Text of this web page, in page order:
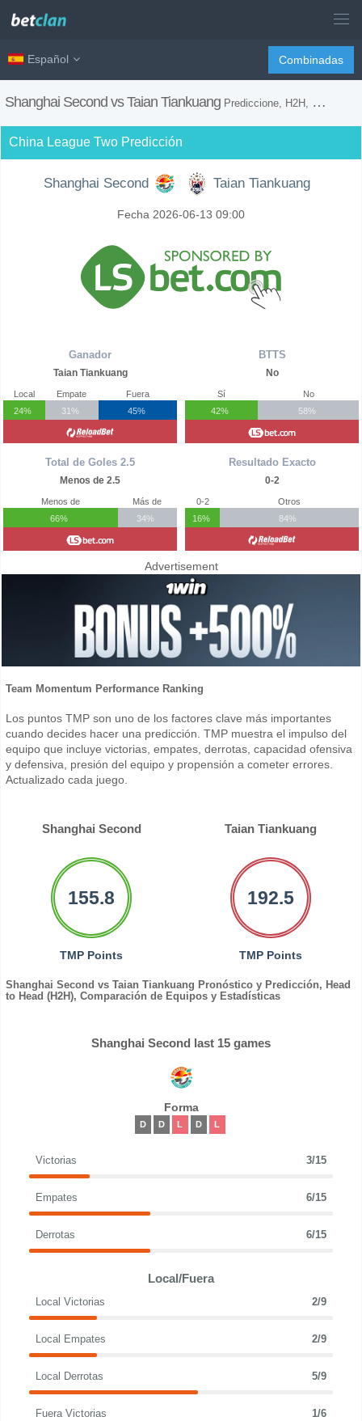
Español Combinadas
Shanghai Second vs Taian Tiankuang Prediccione, H2H, Consejos de Apuestas y Previsión del Partido
China League Two Predicción
Shanghai Second Taian Tiankuang
Fecha 2026-06-13 09:00
Ganador
Taian Tiankuang
Local
24%
Empate
31%
Fuera
45%
Total de Goles 2.5
Menos de 2.5
Menos de
66%
Más de
34%
BTTS
No
Sí
42%
No
58%
Resultado Exacto
0-2
0-2
16%
Otros
84%
Advertisement
Team Momentum Performance Ranking
Los puntos TMP son uno de los factores clave más importantes
cuando decides hacer una predicción. TMP muestra el impulso del
equipo que incluye victorias, empates, derrotas, capacidad ofensiva
y defensiva, presión del equipo y propensión a cometer errores.
Actualizado cada juego.
Shanghai Second Taian Tiankuang
155.8
TMP Points
192.5
TMP Points
Shanghai Second vs Taian Tiankuang Pronóstico y Predicción, Head
to Head (H2H), Comparación de Equipos y Estadísticas
Shanghai Second last 15 games
Forma
D D L D L
Victorias 3/15
Empates 6/15
Derrotas 6/15
Local/Fuera
Local Victorias 2/9
Local Empates 2/9
Local Derrotas 5/9
Fuera Victorias 1/6